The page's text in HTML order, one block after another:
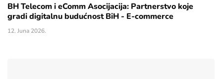
BH Telecom i eComm Asocijacija: Partnerstvo koje
gradi digitalnu budućnost BiH - E-commerce
12. Juna 2026.